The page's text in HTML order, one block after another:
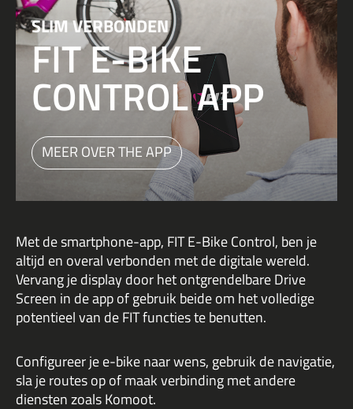
SLIM VERBONDEN
FIT E-BIKE
CONTROL APP
MEER OVER THE APP
Met de smartphone-app, FIT E-Bike Control, ben je
altijd en overal verbonden met de digitale wereld.
Vervang je display door het ontgrendelbare Drive
Screen in de app of gebruik beide om het volledige
potentieel van de FIT functies te benutten.
Configureer je e-bike naar wens, gebruik de navigatie,
sla je routes op of maak verbinding met andere
diensten zoals Komoot.